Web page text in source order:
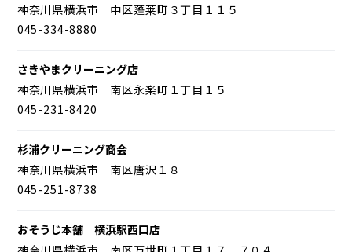
神奈川県横浜市 中区蓬莱町３丁目１１５
045-334-8880
さきやまクリーニング店
神奈川県横浜市 南区永楽町１丁目１５
045-231-8420
杉浦クリーニング商会
神奈川県横浜市 南区唐沢１８
045-251-8738
おそうじ本舗 横浜駅西口店